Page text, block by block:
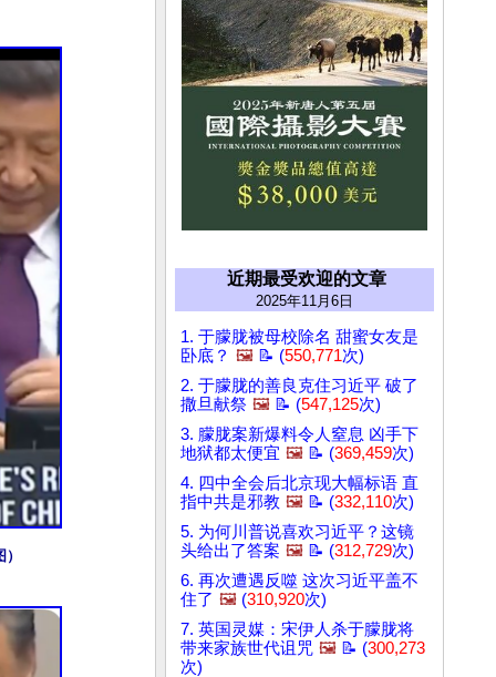
近期最受欢迎的文章
2025年11月6日
1. 于朦胧被母校除名 甜蜜女友是
卧底？ 🖼️ 📝 (550,771次)
2. 于朦胧的善良克住习近平 破了
撒旦献祭 🖼️ 📝 (547,125次)
3. 朦胧案新爆料令人窒息 凶手下
地狱都太便宜 🖼️ 📝 (369,459次)
4. 四中全会后北京现大幅标语 直
指中共是邪教 🖼️ 📝 (332,110次)
5. 为何川普说喜欢习近平？这镜
头给出了答案 🖼️ 📝 (312,729次)
6. 再次遭遇反噬 这次习近平盖不
住了 🖼️ (310,920次)
7. 英国灵媒：宋伊人杀于朦胧将
带来家族世代诅咒 🖼️ 📝 (300,273
次)